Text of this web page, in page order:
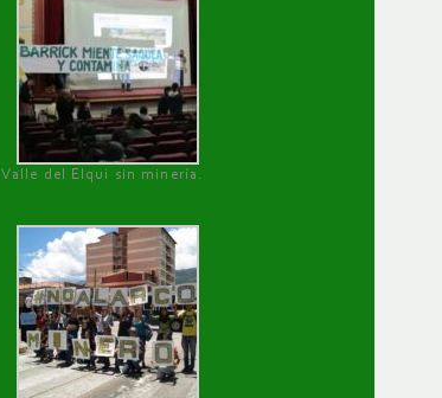
Valle del Elqui sin minería.